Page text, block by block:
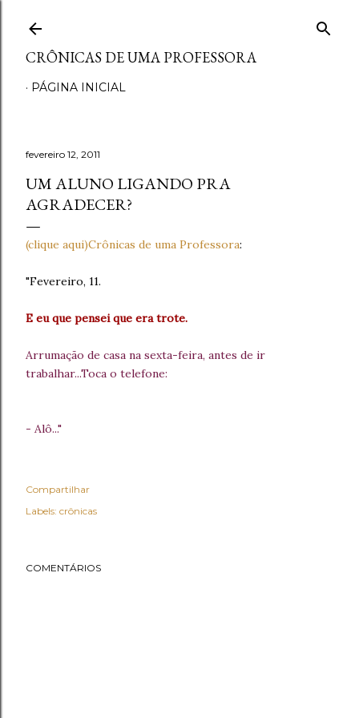
CRÔNICAS DE UMA PROFESSORA
PÁGINA INICIAL
fevereiro 12, 2011
UM ALUNO LIGANDO PRA
AGRADECER?
(clique aqui)Crônicas de uma Professora:
"Fevereiro, 11.
E eu que pensei que era trote.
Arrumação de casa na sexta-feira, antes de ir
trabalhar...Toca o telefone:
- Alô..."
Compartilhar
Labels: crônicas
COMENTÁRIOS